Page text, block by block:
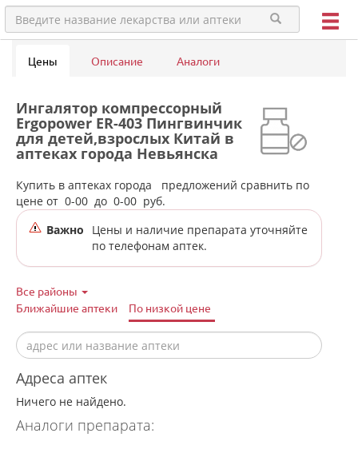
Цены Описание Аналоги
Ингалятор компрессорный
Ergopower ER-403 Пингвинчик
для детей,взрослых Китай в
аптеках города Невьянска
Купить в аптеках города
предложений сравнить по
цене от 0-00 до 0-00 руб.
Важно
Цены и наличие препарата уточняйте
по телефонам аптек.
Все районы
Ближайшие аптеки
По низкой цене
Адреса аптек
Ничего не найдено.
Аналоги препарата: